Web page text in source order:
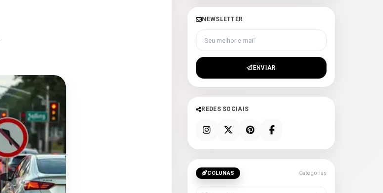
NEWSLETTER
Seu melhor e-mail
ENVIAR
REDES SOCIAIS
COLUNAS Categorias